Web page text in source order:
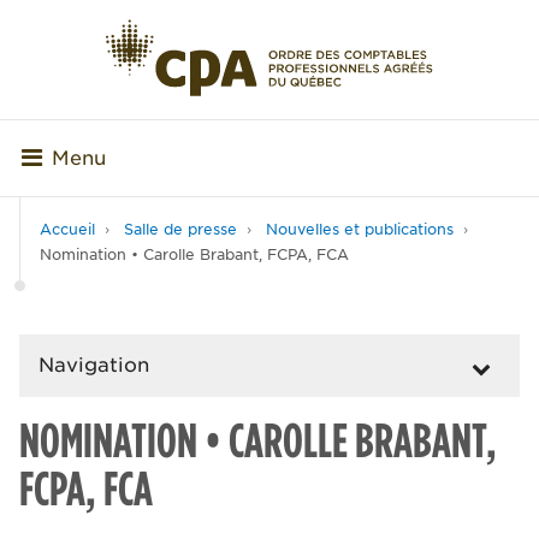
Menu
Accueil Salle de presse
Nouvelles et publications
Nomination • Carolle Brabant, FCPA, FCA
Navigation
NOMINATION • CAROLLE BRABANT,
FCPA, FCA